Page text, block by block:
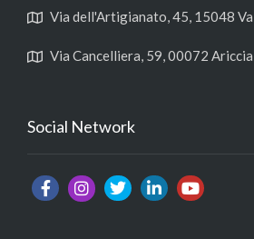
Via dell'Artigianato, 45, 15048
Via Cancelliera, 59, 00072
Social Network